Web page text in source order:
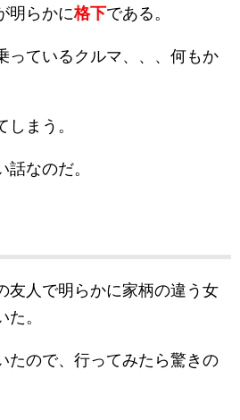
明らかに格下である。
っているクルマ、、、何もか
まう。
なのだ。
友人で明らかに家柄の違う女
。
たので、行ってみたら驚きの